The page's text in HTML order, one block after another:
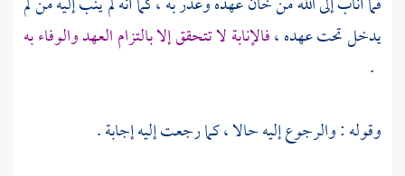
يدخل تحت عهده ،فالإنابة لا تتحقق إلا بالتزام العهد والوفاء به
.
وقوله : والرجوع إليه حالا ، كما رجعت إليه إجابة .